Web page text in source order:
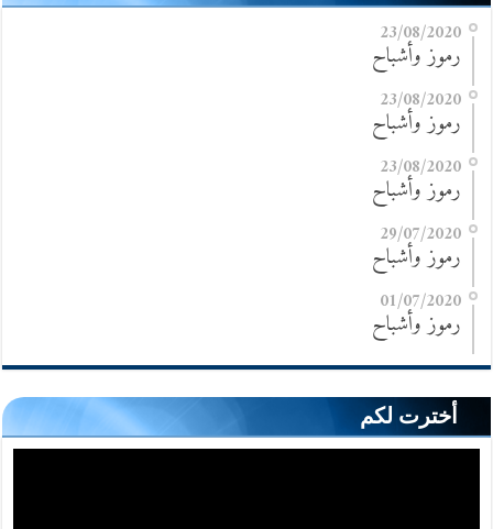
23/08/2020
رموز وأشباح
23/08/2020
رموز وأشباح
23/08/2020
رموز وأشباح
29/07/2020
رموز وأشباح
01/07/2020
رموز وأشباح
أخترت لكم